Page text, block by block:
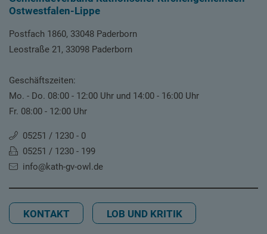
Ostwestfalen-Lippe
Postfach 1860, 33048 Paderborn
Leostraße 21, 33098 Paderborn
Geschäftszeiten:
Mo. - Do. 08:00 - 12:00 Uhr und 14:00 - 16:00 Uhr
Fr. 08:00 - 12:00 Uhr
05251 / 1230 - 0
05251 / 1230 - 199
info@kath-gv-owl.de
KONTAKT LOB UND KRITIK